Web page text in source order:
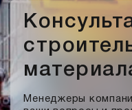
Менеджеры